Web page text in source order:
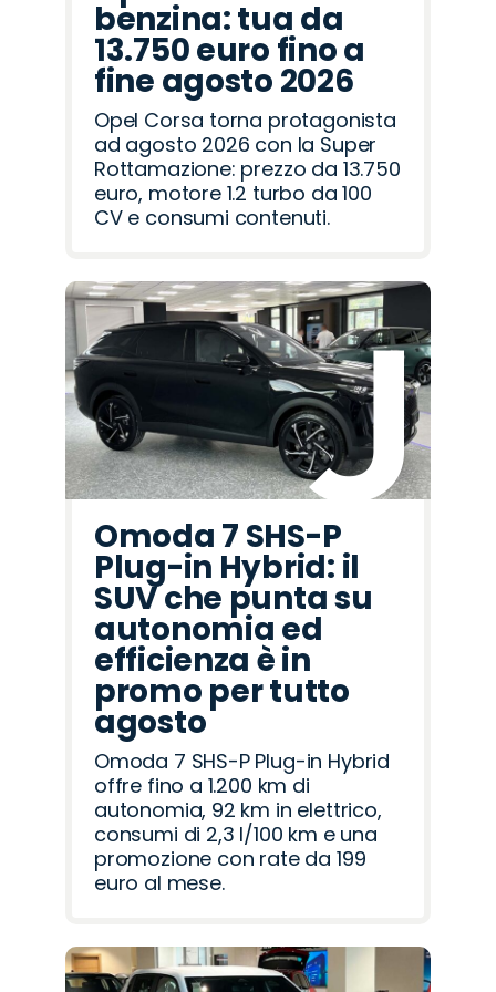
benzina: tua da
13.750 euro fino a
fine agosto 2026
Opel Corsa torna protagonista
ad agosto 2026 con la Super
Rottamazione: prezzo da 13.750
euro, motore 1.2 turbo da 100
CV e consumi contenuti.
Omoda 7 SHS-P
Plug-in Hybrid: il
SUV che punta su
autonomia ed
efficienza è in
promo per tutto
agosto
Omoda 7 SHS-P Plug-in Hybrid
offre fino a 1.200 km di
autonomia, 92 km in elettrico,
consumi di 2,3 l/100 km e una
promozione con rate da 199
euro al mese.